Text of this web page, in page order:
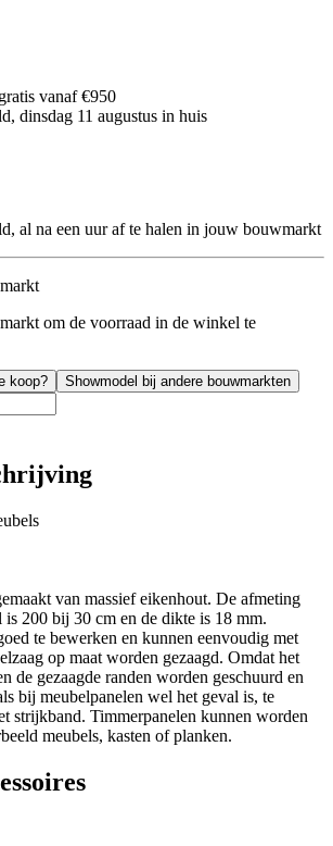
vanaf €950
dinsdag 11 augustus in huis
al na een uur af te halen in jouw bouwmarkt
om de voorraad in de winkel te
koop? Showmodel bij andere bouwmarkten
van massief eikenhout. De afmeting
is 200 bij 30 cm en de dikte is 18 mm.
te bewerken en kunnen eenvoudig met
op maat worden gezaagd. Omdat het
de gezaagde randen worden geschuurd en
bij meubelpanelen wel het geval is, te
strijkband. Timmerpanelen kunnen worden
meubels, kasten of planken.